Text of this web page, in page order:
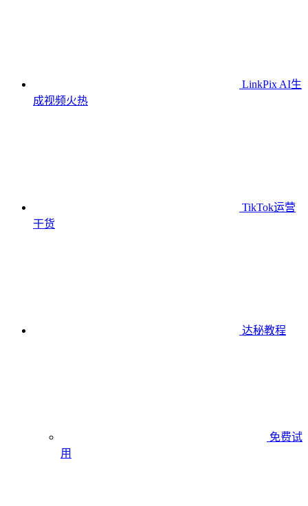
LinkPix AI生
成视频火热
TikTok运营
干货
达秘教程
免费试
用